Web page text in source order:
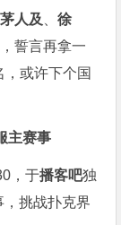
茅人及 、徐
誓言再拿一
或许下个国
主赛事
，于播客吧独
挑战扑克界